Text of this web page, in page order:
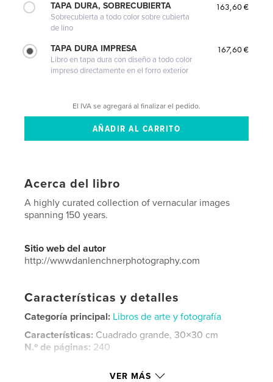
TAPA DURA, SOBRECUBIERTA
Sobrecubierta a todo color sobre cubierta
de lino
163,60 €
TAPA DURA IMPRESA
Libro en tapa dura con diseño a todo color
impreso directamente en el forro exterior
167,60 €
El IVA se agregará al finalizar el pedido.
Acerca del libro
A highly curated collection of vernacular images
spanning 150 years.
Sitio web del autor
http://wwwdanlenchnerphotography.com
Características y detalles
Categoría principal: Libros de arte y fotografía
Características: Cuadrado grande, 30×30 cm
N.º de páginas: 240
VER MÁS